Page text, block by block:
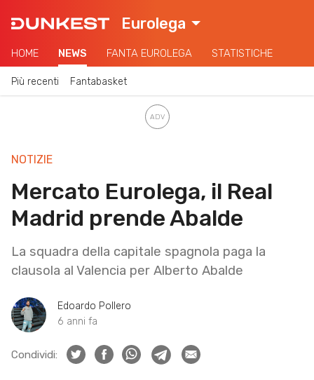
Eurolega
HOME NEWS FANTA EUROLEGA STATISTICHE
Più recenti Fantabasket
NOTIZIE
Mercato Eurolega, il Real
Madrid prende Abalde
La squadra della capitale spagnola paga la
clausola al Valencia per Alberto Abalde
Edoardo Pollero
6 anni fa
Condividi: